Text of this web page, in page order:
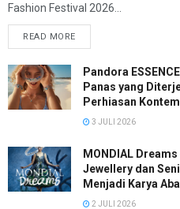
Fashion Festival 2026...
READ MORE
Pandora
Panas yang
Perhiasan
3 JULI 2026
MONDIAL
Jewellery dan
Menjadi Karya
2 JULI 2026